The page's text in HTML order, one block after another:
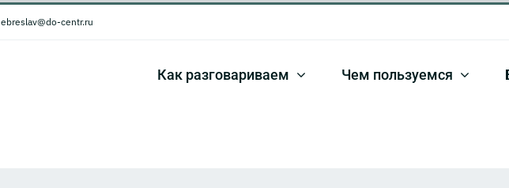
ebreslav@do-centr.ru
Как разговариваем Чем пользуемся